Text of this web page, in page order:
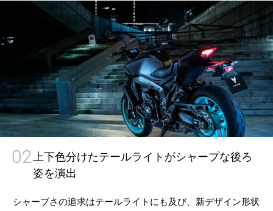
02上下色分けたテールライトがシャープな後ろ
姿を演出
シャープさの追求はテールライトにも及び、新デザイン形状